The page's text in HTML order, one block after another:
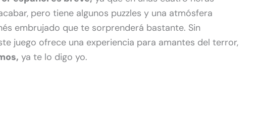
pero tiene algunos puzzles y una atmósfera
embrujado que te sorprenderá bastante. Sin
juego ofrece una experiencia para amantes del terror,
ya te lo digo yo.